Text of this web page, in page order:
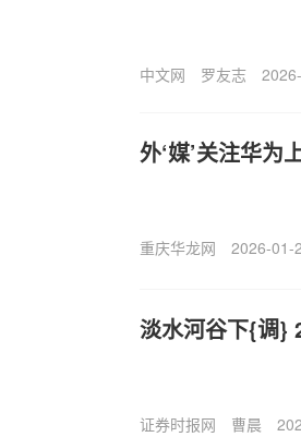
中文网 罗友志
外‘媒’关注华为
重庆华龙网 2026-01-
淡水河谷下{调}
证券时报网 曹晨